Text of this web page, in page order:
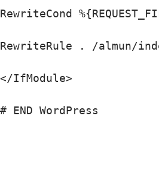
RewriteCond
RewriteRule . /almun/
</IfModule>
# END WordPress